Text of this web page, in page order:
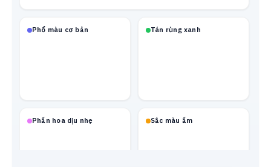
Phổ màu cơ bản Tán rừng xanh
Phấn hoa dịu nhẹ Sắc màu ấm